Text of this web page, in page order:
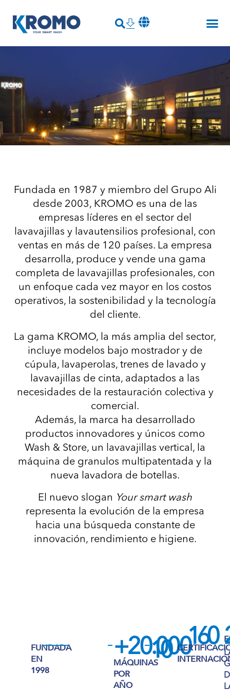
Fundada en 1987 y miembro del Grupo Ali
desde 2003, KROMO es una de las
empresas líderes en el sector del
lavavajillas y lavautensilios profesional, con
ventas en más de 120 países. La empresa
desarrolla, produce y vende una gama
completa de lavavajillas profesionales, con
un enfoque cada vez mayor en los costos
operativos, la sostenibilidad y la tecnología
del cliente.
La gama KROMO, la más amplia del sector,
incluye modelos bajo mostrador y de
cúpula, lavaperolas, trenes de lavado y
lavavajillas de cinta, adaptados a las
necesidades de la restauración colectiva y
comercial.
Además, la marca ha desarrollado
productos innovadores y únicos como
Wash & Store, un lavavajillas vertical, la
máquina de granulos multipatentada y la
nueva lavadora de botellas.
El nuevo slogan Your smart wash
representa la evolución de la empresa
hacia una búsqueda constante de
innovación, rendimiento e higiene.
FUNDADA
EN
1998
+20.000
MÁQUINAS
POR
AÑO
10
160